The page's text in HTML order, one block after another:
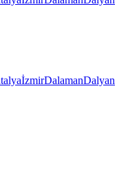
İzmirDalamanDalyan